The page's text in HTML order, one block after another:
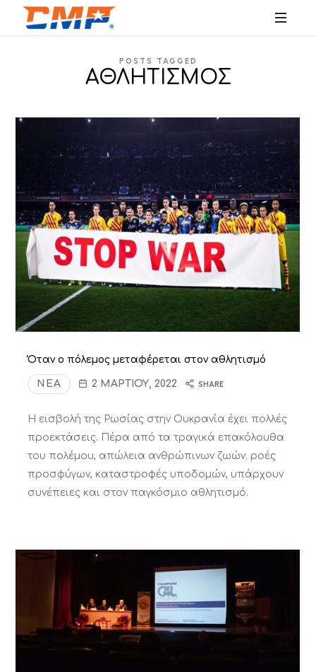
POSTS TAGGED
ΑΘΛΗΤΙΣΜΟΣ
Όταν ο πόλεμος μεταφέρεται στον αθλητισμό
ΝΈΑ 2 ΜΑΡΤΊΟΥ, 2022 SHARE
Η εισβολή της Ρωσίας στην Ουκρανία έχει πολλές
προεκτάσεις. Πέρα από τα τραγικά επακόλουθα
του πολέμου, απώλεια ανθρώπινων ζωών. ροές
προσφύγων, καταστροφές υποδομών, υπάρχουν
συνέπειες και στον παγκόσμιο αθλητισμό.